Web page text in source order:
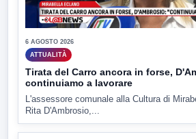
6 AGOSTO 2026
ATTUALITÀ
Tirata del Carro ancora in forse,
continuiamo a lavorare
L'assessore comunale alla Cultura di
Rita D'Ambrosio,...